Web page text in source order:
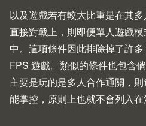
以及遊戲若有較大比重是在其
直接對戰上，則即便單人遊戲
中。這項條件因此排除掉了許
FPS 遊戲。類似的條件也包含
主要是玩的是多人合作通關，
能掌控，原則上也就不會列入在